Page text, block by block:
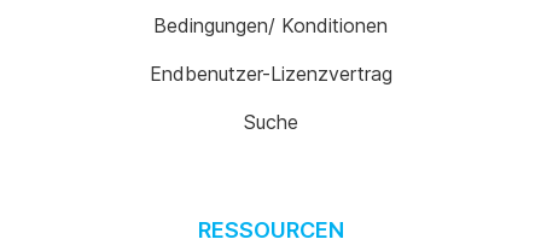
Bedingungen/ Konditionen
Endbenutzer-Lizenzvertrag
Suche
RESSOURCEN